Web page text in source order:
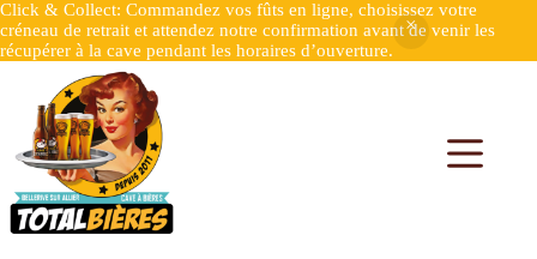
Click & Collect: Commandez vos fûts en ligne, choisissez votre
créneau de retrait et attendez notre confirmation avant de venir les
récupérer à la cave pendant les horaires d’ouverture.